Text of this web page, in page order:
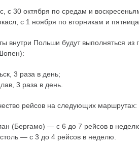
30 октября по средам и
с 1 ноября по вторникам и
внутри Польши будут выполняться из
3 раза в день;
3 раза в день.
рейсов на следующих маршрутах:
(Бергамо) — с 6 до 7 рейсов в
— с 3 до 4 рейсов в неделю.